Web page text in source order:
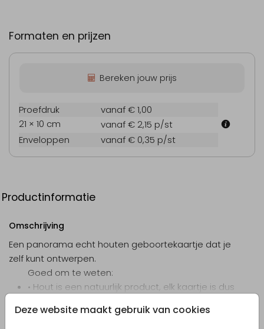
Deze website maakt gebruik van cookies
Formaten en prijzen
Bereken jouw prijs
Proefdruk
vanaf € 1,00
21 × 10 cm
vanaf € 2,15 p/st
Enveloppen
vanaf € 0,35 p/st
Productinformatie
Omschrijving
Een panorama echt houten geboortekaartje dat je
zelf kunt ontwerpen.
Goed om te weten:
• Hout is een natuurlijk product, elk kaartje is dus
• Het is technisch niet mogelijk om wit te drukken,